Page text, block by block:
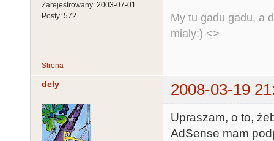
Zarejestrowany: 2003-07-01
Posty: 572
My tu gadu gadu, a
mialy:) <>
Strona
dely 2008-03-19
Upraszam, o to,
AdSense mam